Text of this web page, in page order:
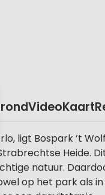
VideoKaart
ligt Bospark ’t
Heide.
natuur.
op het park als